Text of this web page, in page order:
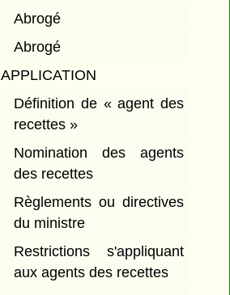
Abrogé
Abrogé
APPLICATION
Définition de « agent des
recettes »
Nomination des agents
des recettes
Règlements ou directives
du ministre
Restrictions s'appliquant
aux agents des recettes